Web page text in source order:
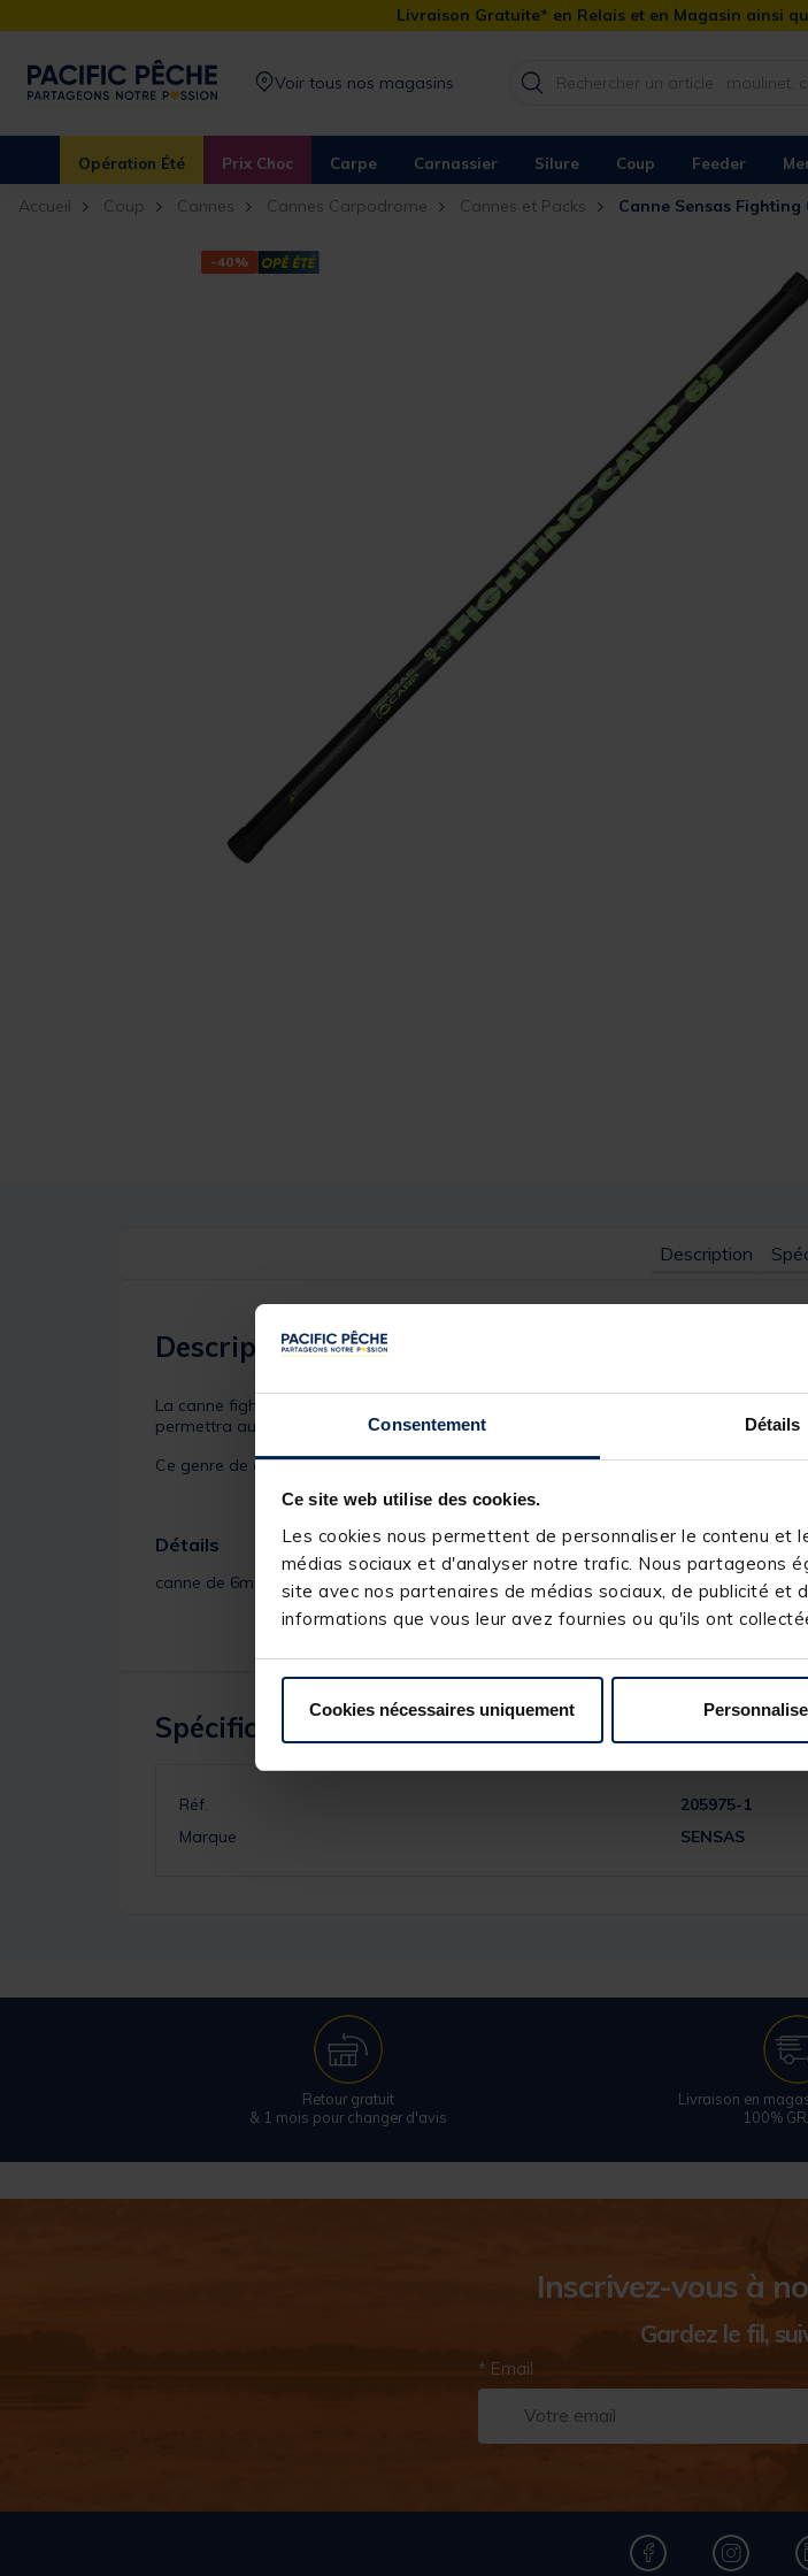
Consentement Détails
Ce site web utilise des cookies.
Les cookies nous permettent de personnaliser le contenu
médias sociaux et d'analyser notre trafic. Nous partageons
site avec nos partenaires de médias sociaux, de publicité et
informations que vous leur avez fournies ou qu'ils ont
Cookies nécessaires uniquement
Livraison Gratuite* en Relais et en Magasin ainsi
Voir tous nos magasins
Opération Été Prix Choc Carpe Carnassier Silure Coup Feeder
Accueil Coup Cannes Cannes Carpodrome Cannes et Packs Canne Sensas Fighting
-40%
Description
Description
La canne fighting carp 63 est une canne carpe a prix très abordable qui sera
permettra aux plus jeunes de garder un confort de peche sans se casser le dos.
Ce genre de canne peut contenir des élastiques jusqu'à 2.4mm creux sans
Détails
canne de 6m vendue seule
Spécifications
Réf.
205975-1
Marque
SENSAS
Retour gratuit
& 1 mois pour changer d'avis
Livraison en
100%
Inscrivez-vous à
Gardez le fil,
* Email